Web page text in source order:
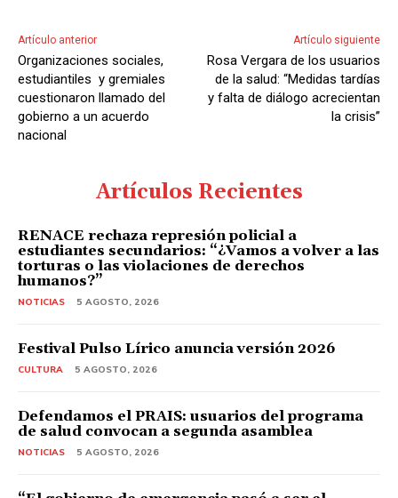
Artículo anterior
Organizaciones sociales,
estudiantiles y gremiales
cuestionaron llamado del
gobierno a un acuerdo
nacional
Artículo siguiente
Rosa Vergara de los usuarios
de la salud: “Medidas tardías
y falta de diálogo acrecientan
la crisis”
Artículos Recientes
RENACE rechaza represión policial a
estudiantes secundarios: “¿Vamos a volver a las
torturas o las violaciones de derechos
humanos?”
NOTICIAS 5 AGOSTO, 2026
Festival Pulso Lírico anuncia versión 2026
CULTURA 5 AGOSTO, 2026
Defendamos el PRAIS: usuarios del programa
de salud convocan a segunda asamblea
NOTICIAS 5 AGOSTO, 2026